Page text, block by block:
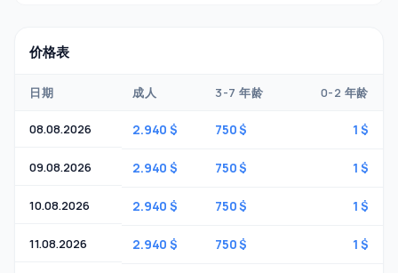
价格表
日期 成人 3-7 年龄 0-2 年龄
08.08.2026 2.940 $ 750 $ 1 $
09.08.2026 2.940 $ 750 $ 1 $
10.08.2026 2.940 $ 750 $ 1 $
11.08.2026 2.940 $ 750 $ 1 $